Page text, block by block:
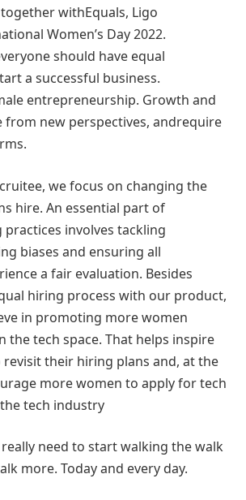
withEquals, Ligo
Women’s Day 2022.
should have equal
a successful business.
entrepreneurship. Growth and
from new perspectives, andrequire
we focus on changing the
hire. An essential part of
involves tackling
biases and ensuring all
a fair evaluation. Besides
hiring process with our product,
in promoting more women
the tech space. That helps inspire
their hiring plans and, at the
more women to apply for tech
tech industry
really need to start walking the walk
more. Today and every day.